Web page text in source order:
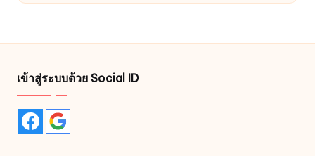
เข้าสู่ระบบด้วย Social ID